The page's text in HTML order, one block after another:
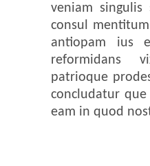
veniam singulis
consul
antiopam ius
reformidans
patrioque
concludatur
eam in quod